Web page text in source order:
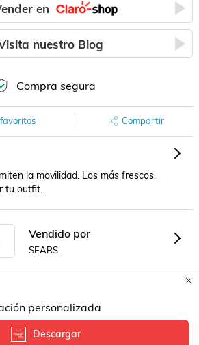
en
nuestro Blog
Compra segura
Compartir
la movilidad. Los más frescos.
tu outfit.
Vendido por
SEARS
personalizada
Descargar